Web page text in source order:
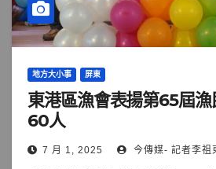
地方大小事 屏東
東港區漁會表揚第65屆
60人
7 月 1, 2025 今傳媒- 記者李祖